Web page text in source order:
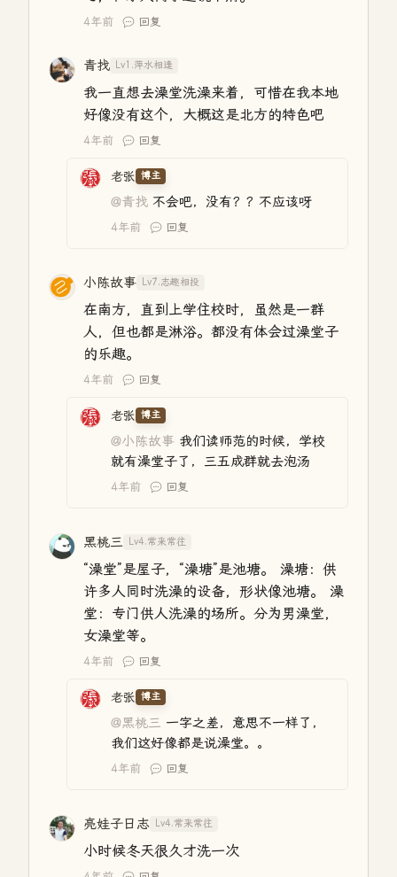
4年前 回复
青找 Lv1.萍水相逢
我一直想去澡堂洗澡来着，可惜在我本地
好像没有这个，大概这是北方的特色吧
4年前 回复
老张 博主
@青找 不会吧，没有？？不应该呀
4年前 回复
小陈故事 Lv7.志趣相投
在南方，直到上学住校时，虽然是一群
人，但也都是淋浴。都没有体会过澡堂子
的乐趣。
4年前 回复
老张 博主
@小陈故事 我们读师范的时候，学校
就有澡堂子了，三五成群就去泡汤
4年前 回复
黑桃三 Lv4.常来常往
“澡堂”是屋子，“澡塘”是池塘。 澡塘：供
许多人同时洗澡的设备，形状像池塘。 澡
堂：专门供人洗澡的场所。分为男澡堂，
女澡堂等。
4年前 回复
老张 博主
@黑桃三 一字之差，意思不一样了，
我们这好像都是说澡堂。。
4年前 回复
亮娃子日志 Lv4.常来常往
小时候冬天很久才洗一次